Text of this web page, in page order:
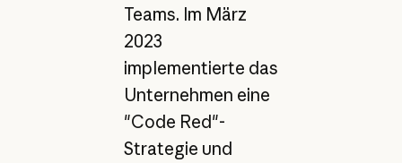
Teams. Im März
2023
implementierte das
Unternehmen eine
"Code Red"-
Strategie und